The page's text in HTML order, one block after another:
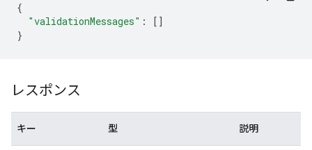
{
"validationMessages" :
[]
}
レスポンス
キー 型 説明